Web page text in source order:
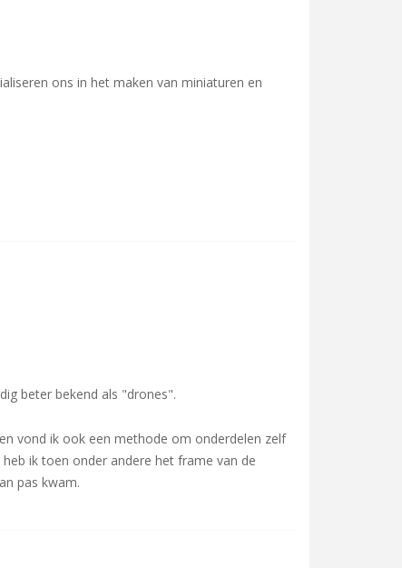
ons in het maken van miniaturen en
beter bekend als "drones".
vond ik ook een methode om onderdelen zelf
ik toen onder andere het frame van de
pas kwam.